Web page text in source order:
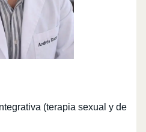
(terapia sexual y de